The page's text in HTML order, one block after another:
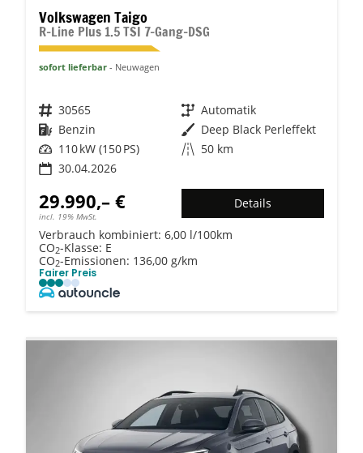
Volkswagen Taigo
R-Line Plus 1.5 TSI 7-Gang-DSG
sofort lieferbar Neuwagen
Fahrzeugnr. 30565 Getriebe Automatik
Kraftstoff Benzin Außenfarbe Deep Black Perleffekt
Leistung 110 kW (150 PS) Kilometerstand 50 km
30.04.2026
29.990,– €
incl. 19% MwSt.
Details
Verbrauch kombiniert: 6,00 l/100km
CO2-Klasse: E
CO2-Emissionen: 136,00 g/km
Fairer Preis